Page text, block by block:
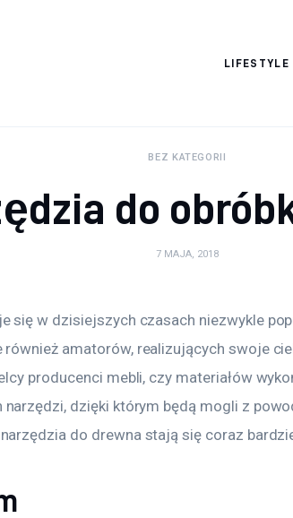
LIFESTYLE
BEZ KATEGORII
do
7 MAJA, 2018
się w dzisiejszych czasach niezwykle
amatorów, realizujących swoje
producenci mebli, czy materiałów
narzędzi, dzięki którym będą mogli z
do drewna stają się coraz